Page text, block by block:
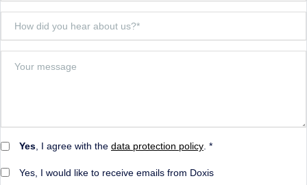
Yes, I agree with the data protection policy. *
Yes, I would like to receive emails from Doxis